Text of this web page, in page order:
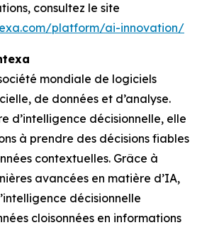
consultez le site
platform/ai-innovation/
mondiale de logiciels
de données et d’analyse.
d’intelligence décisionnelle, elle
à prendre des décisions fiables
contextuelles. Grâce à
avancées en matière d’IA,
décisionnelle
cloisonnées en informations